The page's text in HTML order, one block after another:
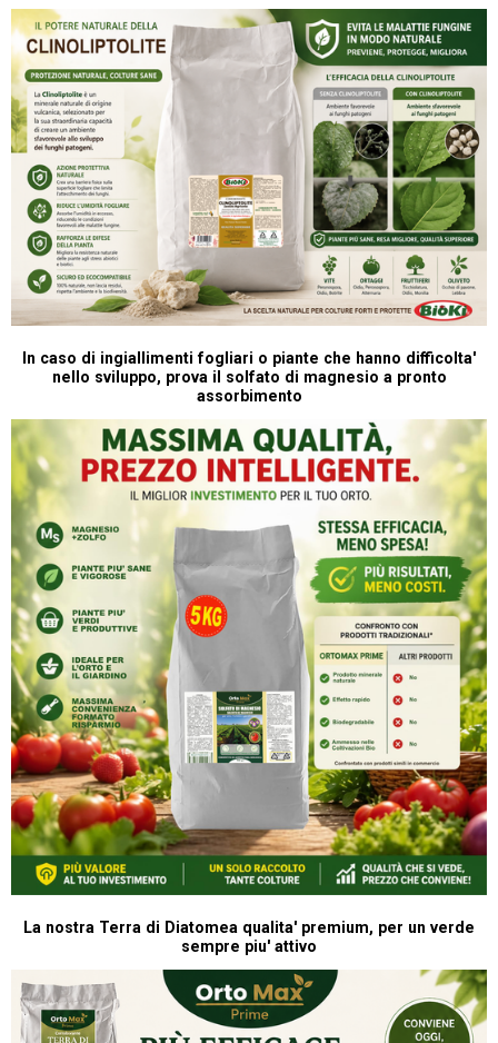
In caso di ingiallimenti fogliari o piante che hanno difficolta'
nello sviluppo, prova il solfato di magnesio a pronto
assorbimento
La nostra Terra di Diatomea qualita' premium, per un verde
sempre piu' attivo